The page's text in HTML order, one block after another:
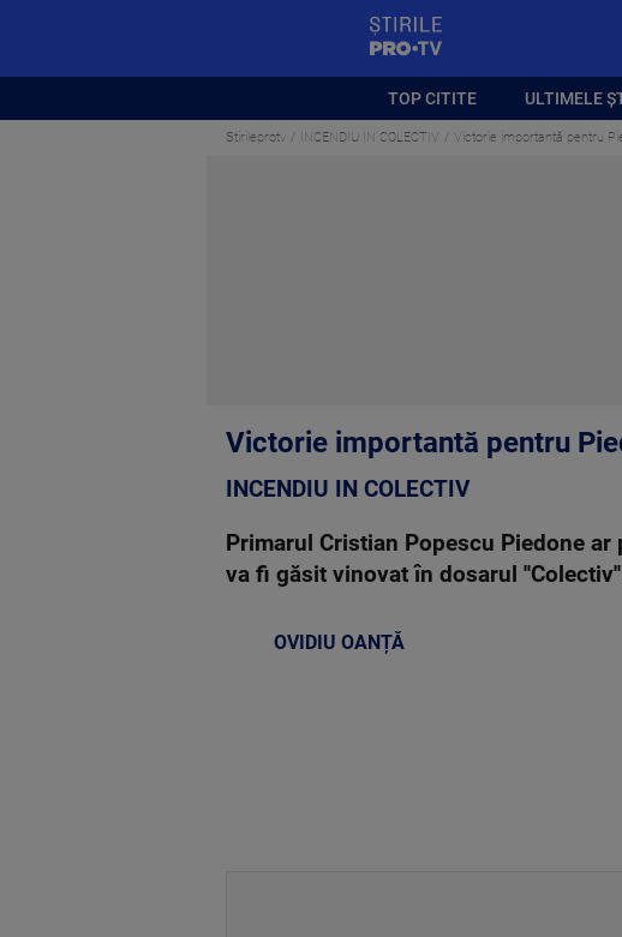
TOP CITITE ULTIMELE
Stirileprotv INCENDIU IN COLECTIV Victorie importantă pentru
Victorie importantă pentru
INCENDIU IN COLECTIV
Primarul Cristian Popescu Piedone
va fi găsit vinovat în dosarul
OVIDIU OANȚĂ